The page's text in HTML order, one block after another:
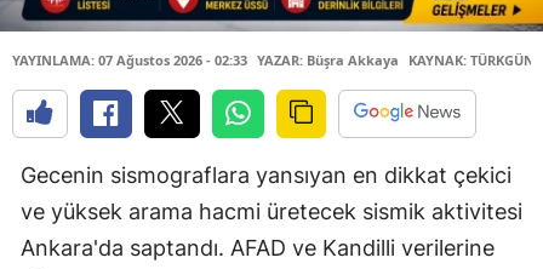
YAYINLAMA: 07 Ağustos 2026 - 02:33 YAZAR: Büşra Akkaya KAYNAK: TÜRKGÜN
Gecenin sismograflara yansıyan en dikkat çekici
ve yüksek arama hacmi üretecek sismik aktivitesi
Ankara'da saptandı. AFAD ve Kandilli verilerine